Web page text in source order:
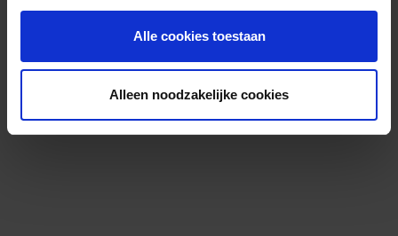
Alle cookies toestaan
Alleen noodzakelijke cookies